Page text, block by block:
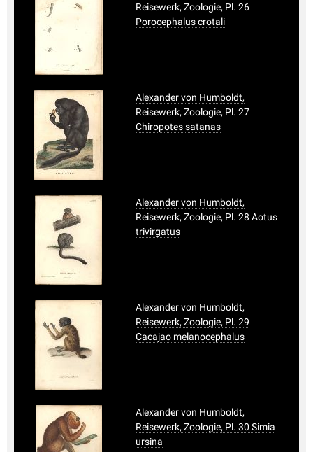
Reisewerk, Zoologie, Pl. 26
Porocephalus crotali
Alexander von Humboldt,
Reisewerk, Zoologie, Pl. 27
Chiropotes satanas
Alexander von Humboldt,
Reisewerk, Zoologie, Pl. 28 Aotus
trivirgatus
Alexander von Humboldt,
Reisewerk, Zoologie, Pl. 29
Cacajao melanocephalus
Alexander von Humboldt,
Reisewerk, Zoologie, Pl. 30 Simia
ursina